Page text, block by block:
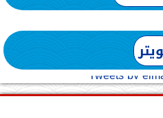
Tweets by